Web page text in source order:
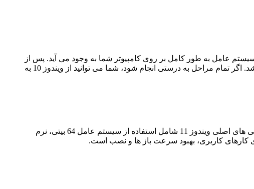
های سیستم عامل به طور کامل بر روی کامپیوتر شما به وجود می آید. پس از
انجام تمام مراحل نصب، نصب اولیه نیز نیاز دارد که شامل تنظیمات شبکه و انجام هرگونه به روز رسانی های لازم به طور کامل باشد. اگر تمام مراحل به درستی انجام شود، شما می توانید از ویندوز 10 به
ویندوز 11 یکی از سریع ترین و قدرتمندترین نسخه های ویندوز است که قابلیت های گسترده ای برای کاربران عزیز وجود دارد. ویژگی های اصلی ویندوز 11 شامل استفاده از سیستم عامل 64 بیتی، نرم
کارهای کاربری، بهبود سرعت باز ها و نصب است.